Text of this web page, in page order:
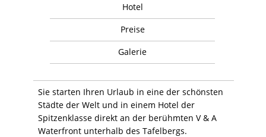
Hotel
Preise
Galerie
Sie starten Ihren Urlaub in eine der schönsten
Städte der Welt und in einem Hotel der
Spitzenklasse direkt an der berühmten V & A
Waterfront unterhalb des Tafelbergs.